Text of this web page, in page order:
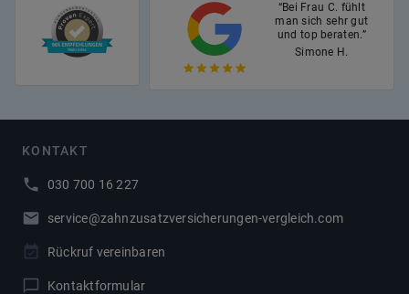
“Bei Frau C. fühlt
man sich sehr gut
und top beraten.”
Simone H.
KONTAKT
030 700 16 227
service@zahnzusatzversicherungen-vergleich.com
Rückruf vereinbaren
Kontaktformular